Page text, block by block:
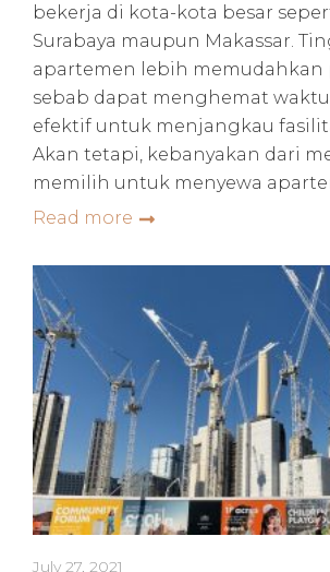
bekerja di kota-kota besar
Surabaya maupun Makassar.
apartemen lebih memudahkan
sebab dapat menghemat
efektif untuk menjangkau
Akan tetapi, kebanyakan dari
memilih untuk menyewa
Read more
July 27, 2021